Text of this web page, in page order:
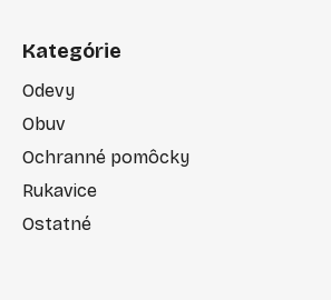
Kategórie
Odevy
Obuv
Ochranné pomôcky
Rukavice
Ostatné